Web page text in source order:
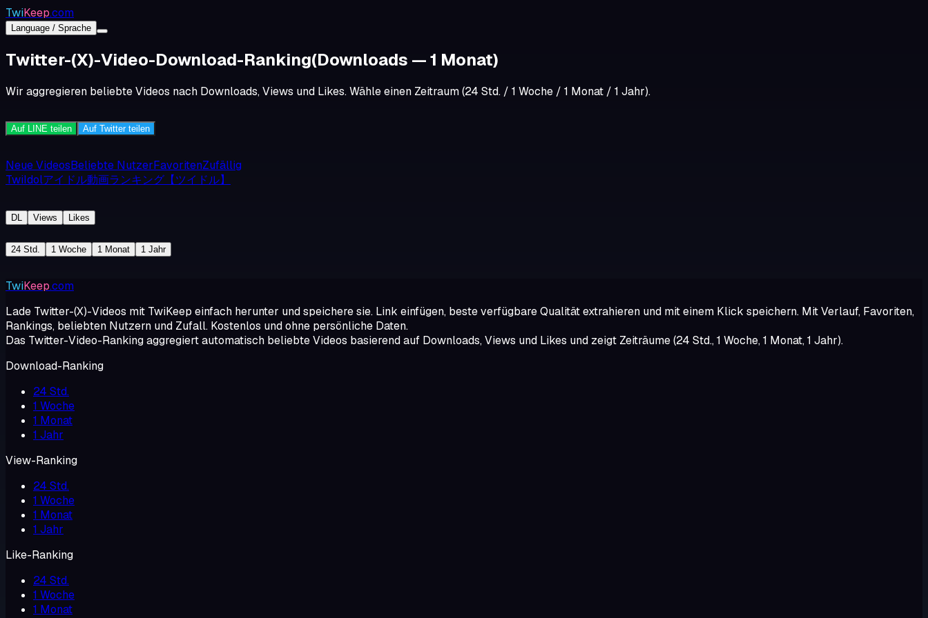
TwiKeep.com
Language / Sprache
Twitter-(X)-Video-Download-Ranking(Downloads — 1 Monat)
Wir aggregieren beliebte Videos nach Downloads, Views und Likes. Wähle einen Zeitraum (24 Std. / 1 Woche / 1 Monat / 1 Jahr).
Auf LINE teilen Auf Twitter teilen
Neue VideosBeliebte NutzerFavoritenZufällig
TwiIdolアイドル動画ランキング【ツイドル】
DL Views Likes
24 Std. 1 Woche 1 Monat 1 Jahr
TwiKeep.com
Lade Twitter-(X)-Videos mit TwiKeep einfach herunter und speichere sie. Link einfügen, beste verfügbare Qualität extrahieren und mit einem Klick speichern. Mit Verlauf, Favoriten,
Rankings, beliebten Nutzern und Zufall. Kostenlos und ohne persönliche Daten.
Das Twitter-Video-Ranking aggregiert automatisch beliebte Videos basierend auf Downloads, Views und Likes und zeigt Zeiträume (24 Std., 1 Woche, 1 Monat, 1 Jahr).
Download-Ranking
24 Std.
1 Woche
1 Monat
1 Jahr
View-Ranking
24 Std.
1 Woche
1 Monat
1 Jahr
Like-Ranking
24 Std.
1 Woche
1 Monat